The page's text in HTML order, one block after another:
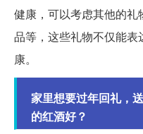
健康，可以考虑其他的
品等，这些礼物不仅能
康。
家里想要过年回礼，送
的红酒好？